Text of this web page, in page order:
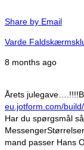
Share by Email
Varde
8 months ago
Årets julegave….!!!!
eu.jotform.com/
Har du spørgsmål
MessengerStørrelser.
mand passer Hans